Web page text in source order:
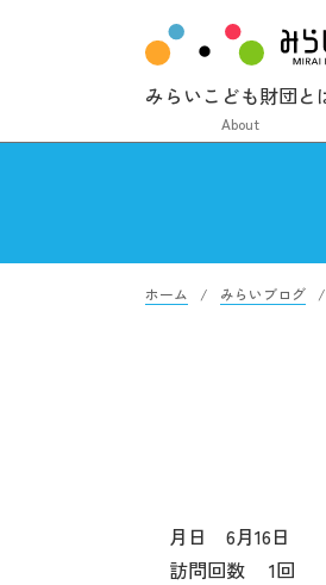
みらいこども財団と
About
ホーム みらいブログ
月日 6月16日
訪問回数 1回